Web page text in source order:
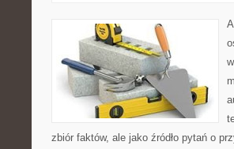
zbiór faktów, ale jako źródło pytań o